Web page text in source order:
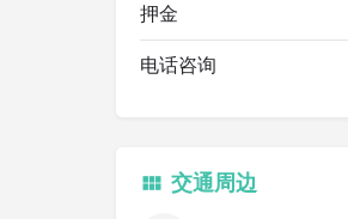
押金
电话咨询
交通周边